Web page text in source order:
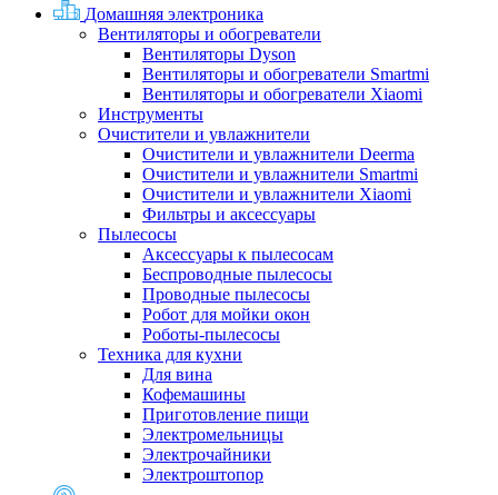
Домашняя электроника
Вентиляторы и обогреватели
Вентиляторы Dyson
Вентиляторы и обогреватели Smartmi
Вентиляторы и обогреватели Xiaomi
Инструменты
Очистители и увлажнители
Очистители и увлажнители Deerma
Очистители и увлажнители Smartmi
Очистители и увлажнители Xiaomi
Фильтры и аксессуары
Пылесосы
Аксессуары к пылесосам
Беспроводные пылесосы
Проводные пылесосы
Робот для мойки окон
Роботы-пылесосы
Техника для кухни
Для вина
Кофемашины
Приготовление пищи
Электромельницы
Электрочайники
Электроштопор